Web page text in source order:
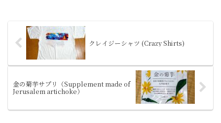
クレイジーシャツ (Crazy Shirts)
金の菊芋サプリ（Supplement made of
Jerusalem artichoke）